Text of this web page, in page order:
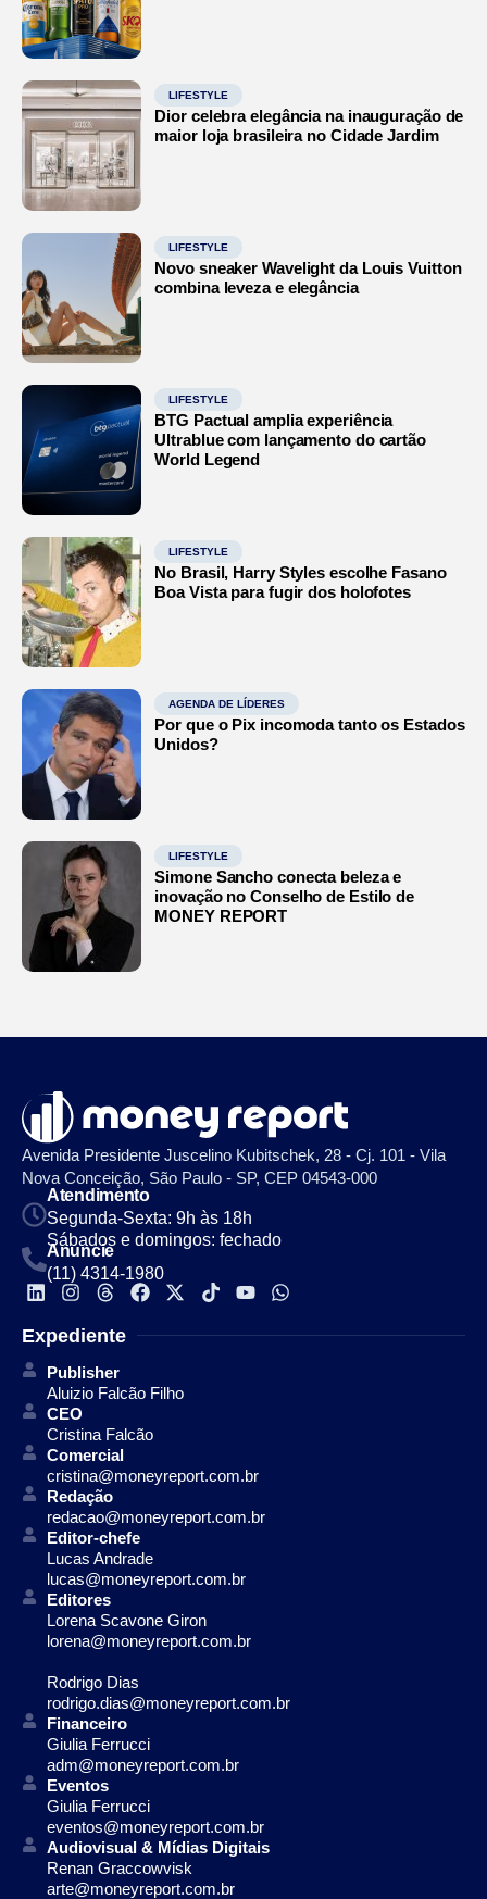
LIFESTYLE
Dior celebra elegância na inauguração de
maior loja brasileira no Cidade Jardim
LIFESTYLE
Novo sneaker Wavelight da Louis Vuitton
combina leveza e elegância
LIFESTYLE
BTG Pactual amplia experiência
Ultrablue com lançamento do cartão
World Legend
LIFESTYLE
No Brasil, Harry Styles escolhe Fasano
Boa Vista para fugir dos holofotes
AGENDA DE LÍDERES
Por que o Pix incomoda tanto os Estados
Unidos?
LIFESTYLE
Simone Sancho conecta beleza e
inovação no Conselho de Estilo de
MONEY REPORT
Avenida Presidente Juscelino Kubitschek, 28 - Cj. 101 - Vila
Nova Conceição, São Paulo - SP, CEP 04543-000
Atendimento
Segunda-Sexta: 9h às 18h
Sábados e domingos: fechado
Anuncie
(11) 4314-1980
Expediente
Publisher
Aluizio Falcão Filho
CEO
Cristina Falcão
Comercial
cristina@moneyreport.com.br
Redação
redacao@moneyreport.com.br
Editor-chefe
Lucas Andrade
lucas@moneyreport.com.br
Editores
Lorena Scavone Giron
lorena@moneyreport.com.br
Rodrigo Dias
rodrigo.dias@moneyreport.com.br
Financeiro
Giulia Ferrucci
adm@moneyreport.com.br
Eventos
Giulia Ferrucci
eventos@moneyreport.com.br
Audiovisual & Mídias Digitais
Renan Graccowvisk
arte@moneyreport.com.br